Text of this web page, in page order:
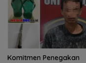
Komitmen Penegakan